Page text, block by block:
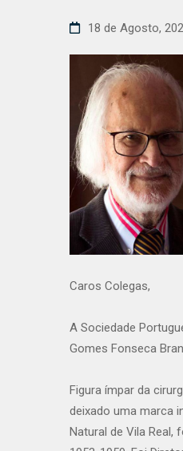
18 de Agosto,
Caros Colegas,
A Sociedade
Gomes Fonseca
Figura ímpar da
deixado uma marca
Natural de Vila Real,